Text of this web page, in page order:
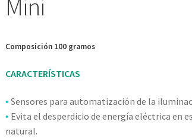
Mini
Composición 100 gramos
CARACTERÍSTICAS
• Sensores para automatización de la
• Evita el desperdicio de energía eléctrica en
natural.